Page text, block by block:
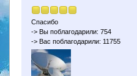
Спасибо
-> Вы поблагодарили: 754
-> Вас поблагодарили: 11755